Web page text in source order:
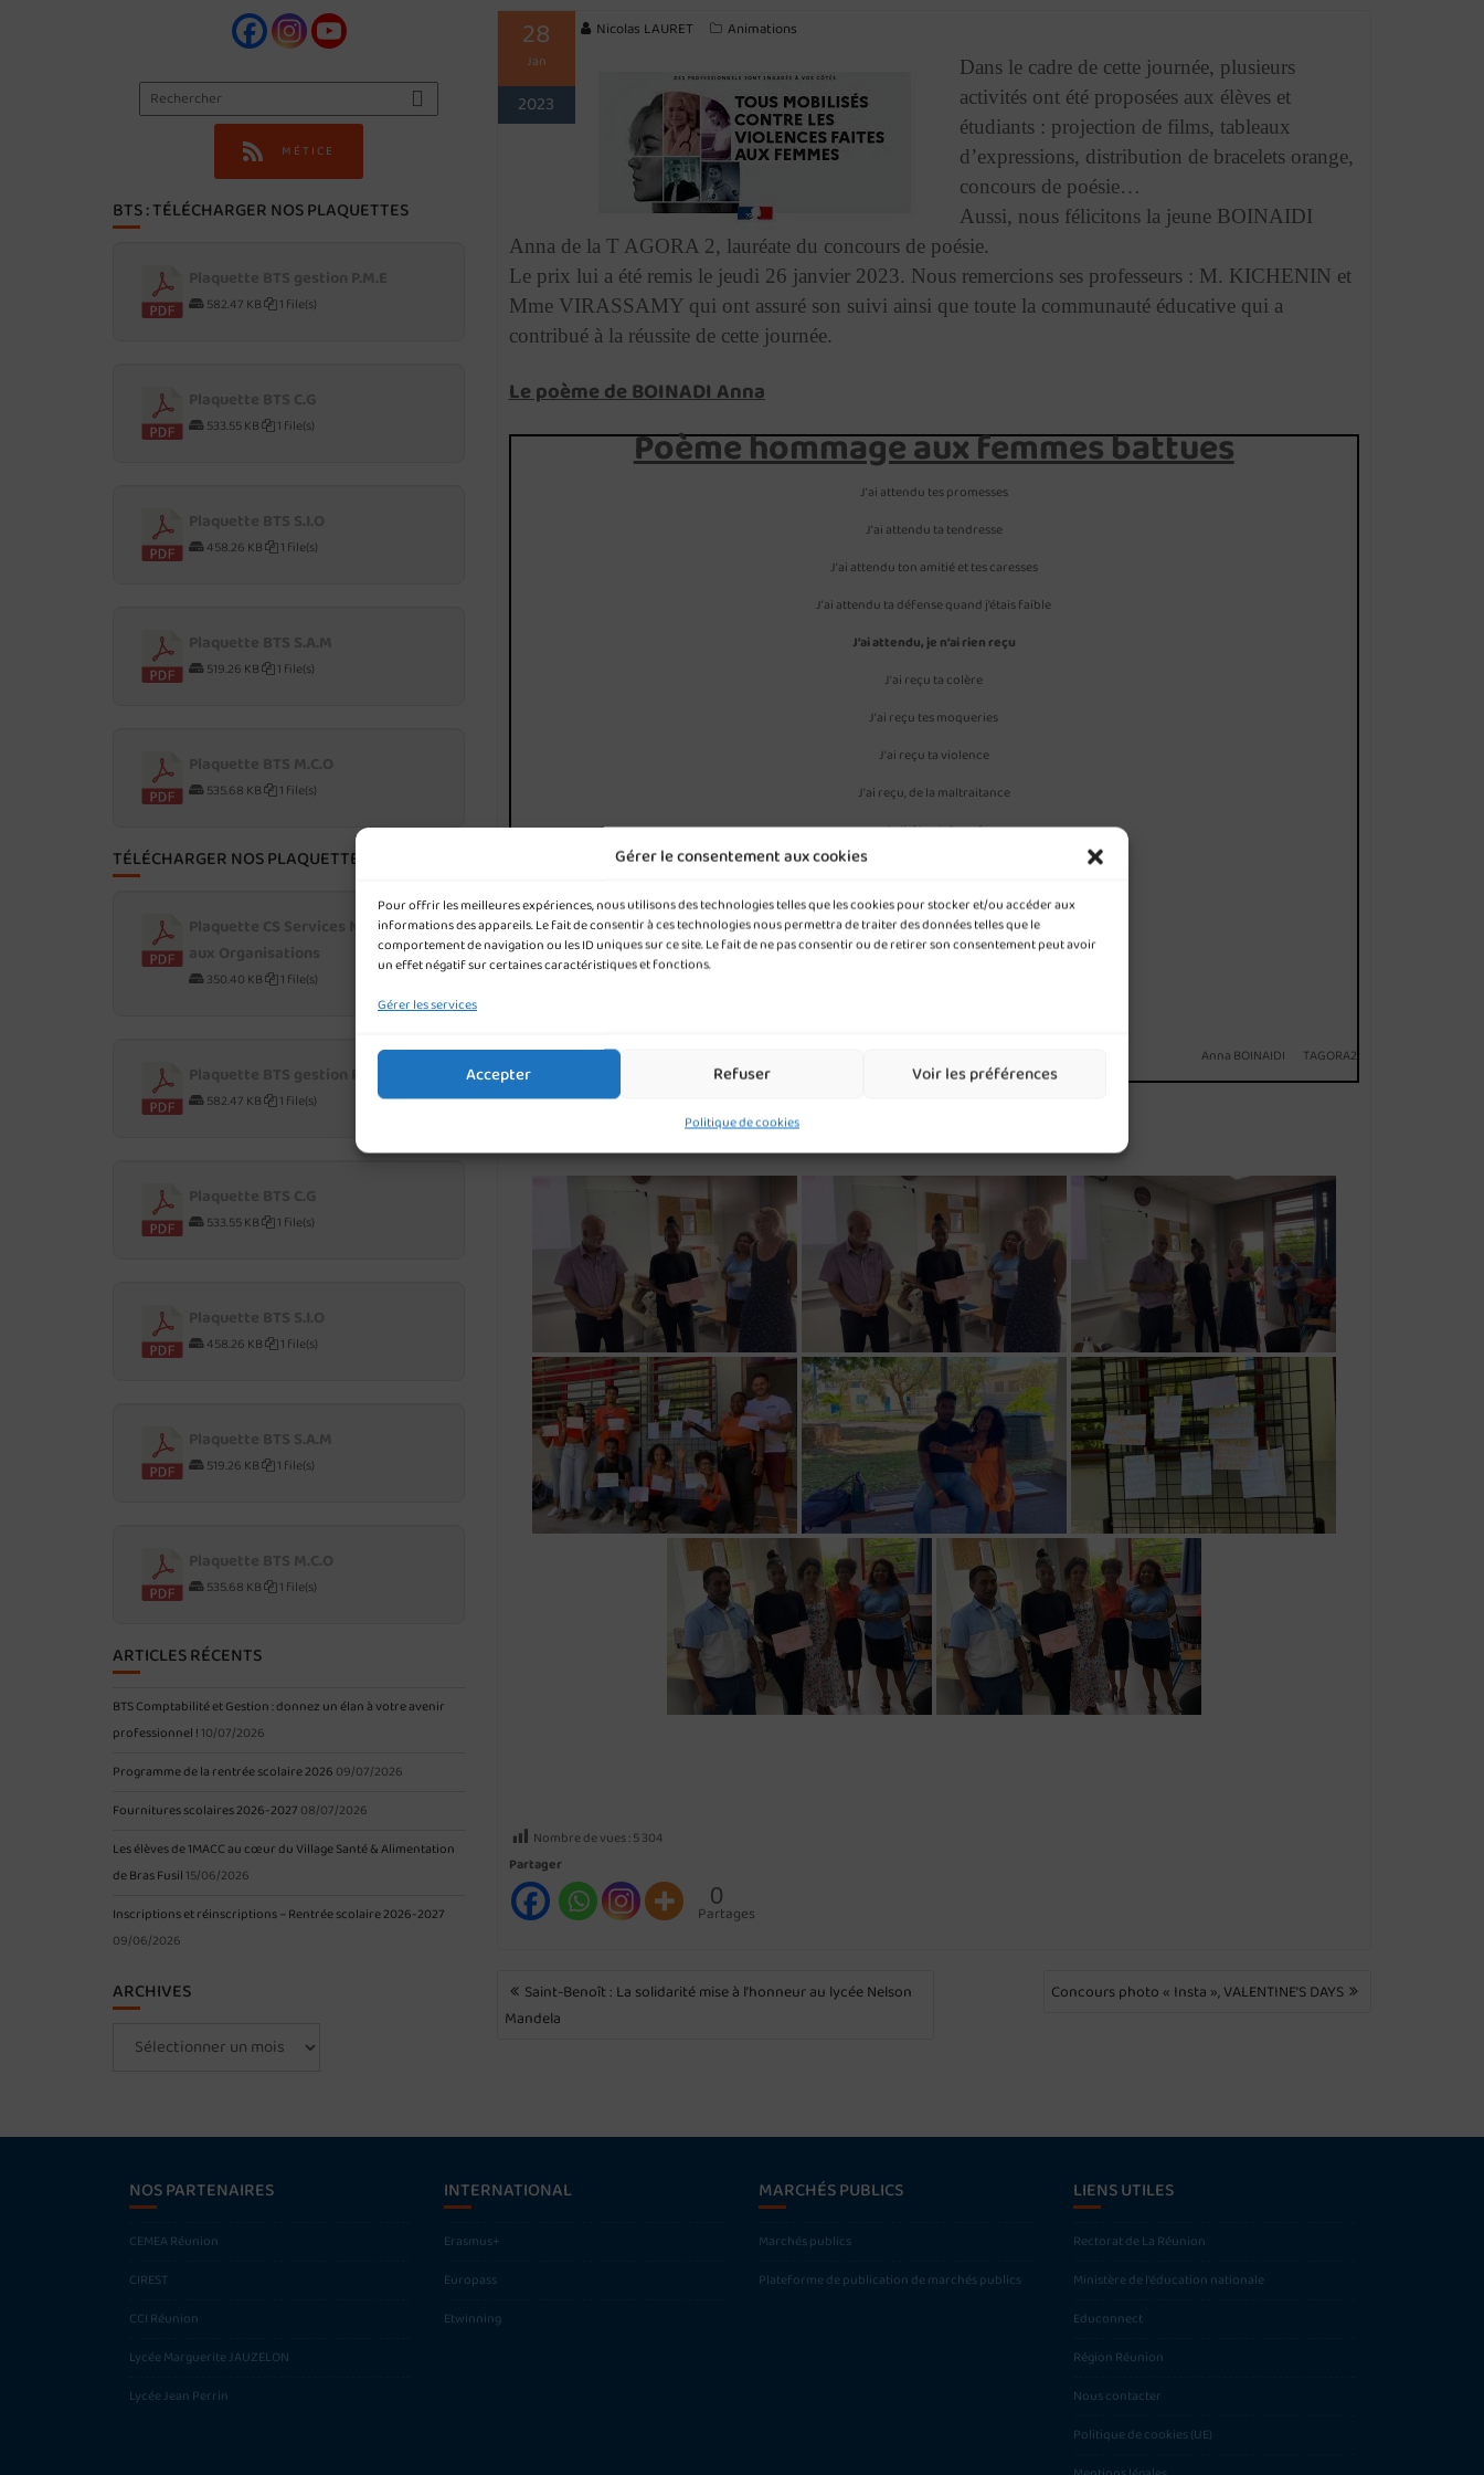
Gérer le consentement aux cookies
Pour offrir les meilleures expériences, nous utilisons des technologies telles que les cookies pour stocker et/ou accéder aux
informations des appareils. Le fait de consentir à ces technologies nous permettra de traiter des données telles que le
comportement de navigation ou les ID uniques sur ce site. Le fait de ne pas consentir ou de retirer son consentement peut avoir
un effet négatif sur certaines caractéristiques et fonctions.
Gérer les services
Accepter Refuser Voir les préférences
Politique de cookies
28
Jan
2023
Nicolas LAURET
Animations
Dans le cadre de cette journée, plusieurs
activités ont été proposées aux élèves et
étudiants : projection de films, tableaux
d’expressions, distribution de bracelets orange,
concours de poésie…
Aussi, nous félicitons la jeune BOINAIDI
Anna de la T AGORA 2, lauréate du concours de poésie.
Le prix lui a été remis le jeudi 26 janvier 2023. Nous remercions ses professeurs : M. KICHENIN et
Mme VIRASSAMY qui ont assuré son suivi ainsi que toute la communauté éducative qui a
contribué à la réussite de cette journée.
Le poème de BOINADI Anna
Poème hommage aux femmes battues
J’ai attendu tes promesses
J’ai attendu ta tendresse
J’ai attendu ton amitié et tes caresses
J’ai attendu ta défense quand j’étais faible
J’ai attendu, je n’ai rien reçu
J’ai reçu ta colère
J’ai reçu tes moqueries
J’ai reçu ta violence
J’ai reçu, de la maltraitance
Je t’ai tout donné
Je n’ai rien reçu en retour
Et j’ai tout perdu
As-tu vraiment été là pour moi ?
Anna BOINAIDI TAGORA2
Nombre de vues :5 304
Partager
0
Partages
NAVIGATION
DE
L’ARTICLE
Saint-Benoît : La solidarité mise à l’honneur au lycée Nelson
Mandela
Concours photo « Insta », VALENTINE’S DAYS
MÉTICE
BTS : TÉLÉCHARGER NOS PLAQUETTES
582.47 KB 1 file(s)
533.55 KB 1 file(s)
458.26 KB 1 file(s)
519.26 KB 1 file(s)
535.68 KB 1 file(s)
TÉLÉCHARGER NOS PLAQUETTES POST-BAC
Plaquette CS Services Numériques
350.40 KB 1 file(s)
582.47 KB 1 file(s)
533.55 KB 1 file(s)
458.26 KB 1 file(s)
519.26 KB 1 file(s)
535.68 KB 1 file(s)
ARTICLES RÉCENTS
BTS Comptabilité et Gestion : donnez un élan à votre avenir
professionnel ! 10/07/2026
Programme de la rentrée scolaire 2026 09/07/2026
Fournitures scolaires 2026-2027 08/07/2026
Les élèves de 1MACC au cœur du Village Santé & Alimentation
de Bras Fusil 15/06/2026
Inscriptions et réinscriptions – Rentrée scolaire 2026-2027
09/06/2026
ARCHIVES
NOS PARTENAIRES
CEMEA Réunion
CIREST
CCI Réunion
Lycée Marguerite JAUZELON
Lycée Jean Perrin
INTERNATIONAL
Erasmus+
Europass
Etwinning
MARCHÉS PUBLICS
Marchés publics
Plateforme de publication de marchés publics
LIENS UTILES
Rectorat de La Réunion
Ministère de l’éducation nationale
Educonnect
Région Réunion
Nous contacter
Politique de cookies (UE)